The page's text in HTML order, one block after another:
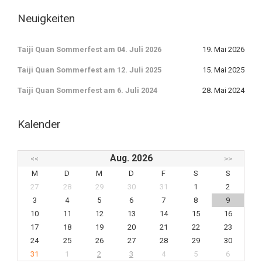
Neuigkeiten
Taiji Quan Sommerfest am 04. Juli 2026 19. Mai 2026
Taiji Quan Sommerfest am 12. Juli 2025 15. Mai 2025
Taiji Quan Sommerfest am 6. Juli 2024 28. Mai 2024
Kalender
<< Aug. 2026
>>
M
D M D F S
S
27
28 29 30 31 1
2
3
4 5 6 7 8
9
10
11 12 13 14 15
16
17
18 19 20 21 22
23
24
25 26 27 28 29
30
31
1 2 3 4 5
6